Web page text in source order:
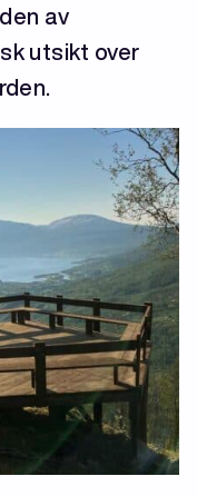
av
utsikt over